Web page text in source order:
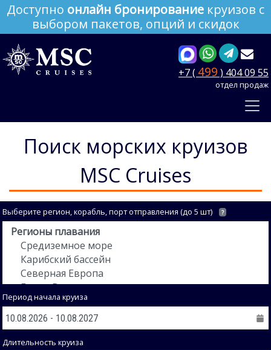
Доступно онлайн бронирование круизов с
выбором пакетов, опций и скидок
+7 ( 499 ) 404 09 55
отдел продаж
Поиск морских круизов
MSC Cruises
Выберите регион, корабль, порт отправления (до 5 шт) ?
Период начала круиза
Длительность круиза